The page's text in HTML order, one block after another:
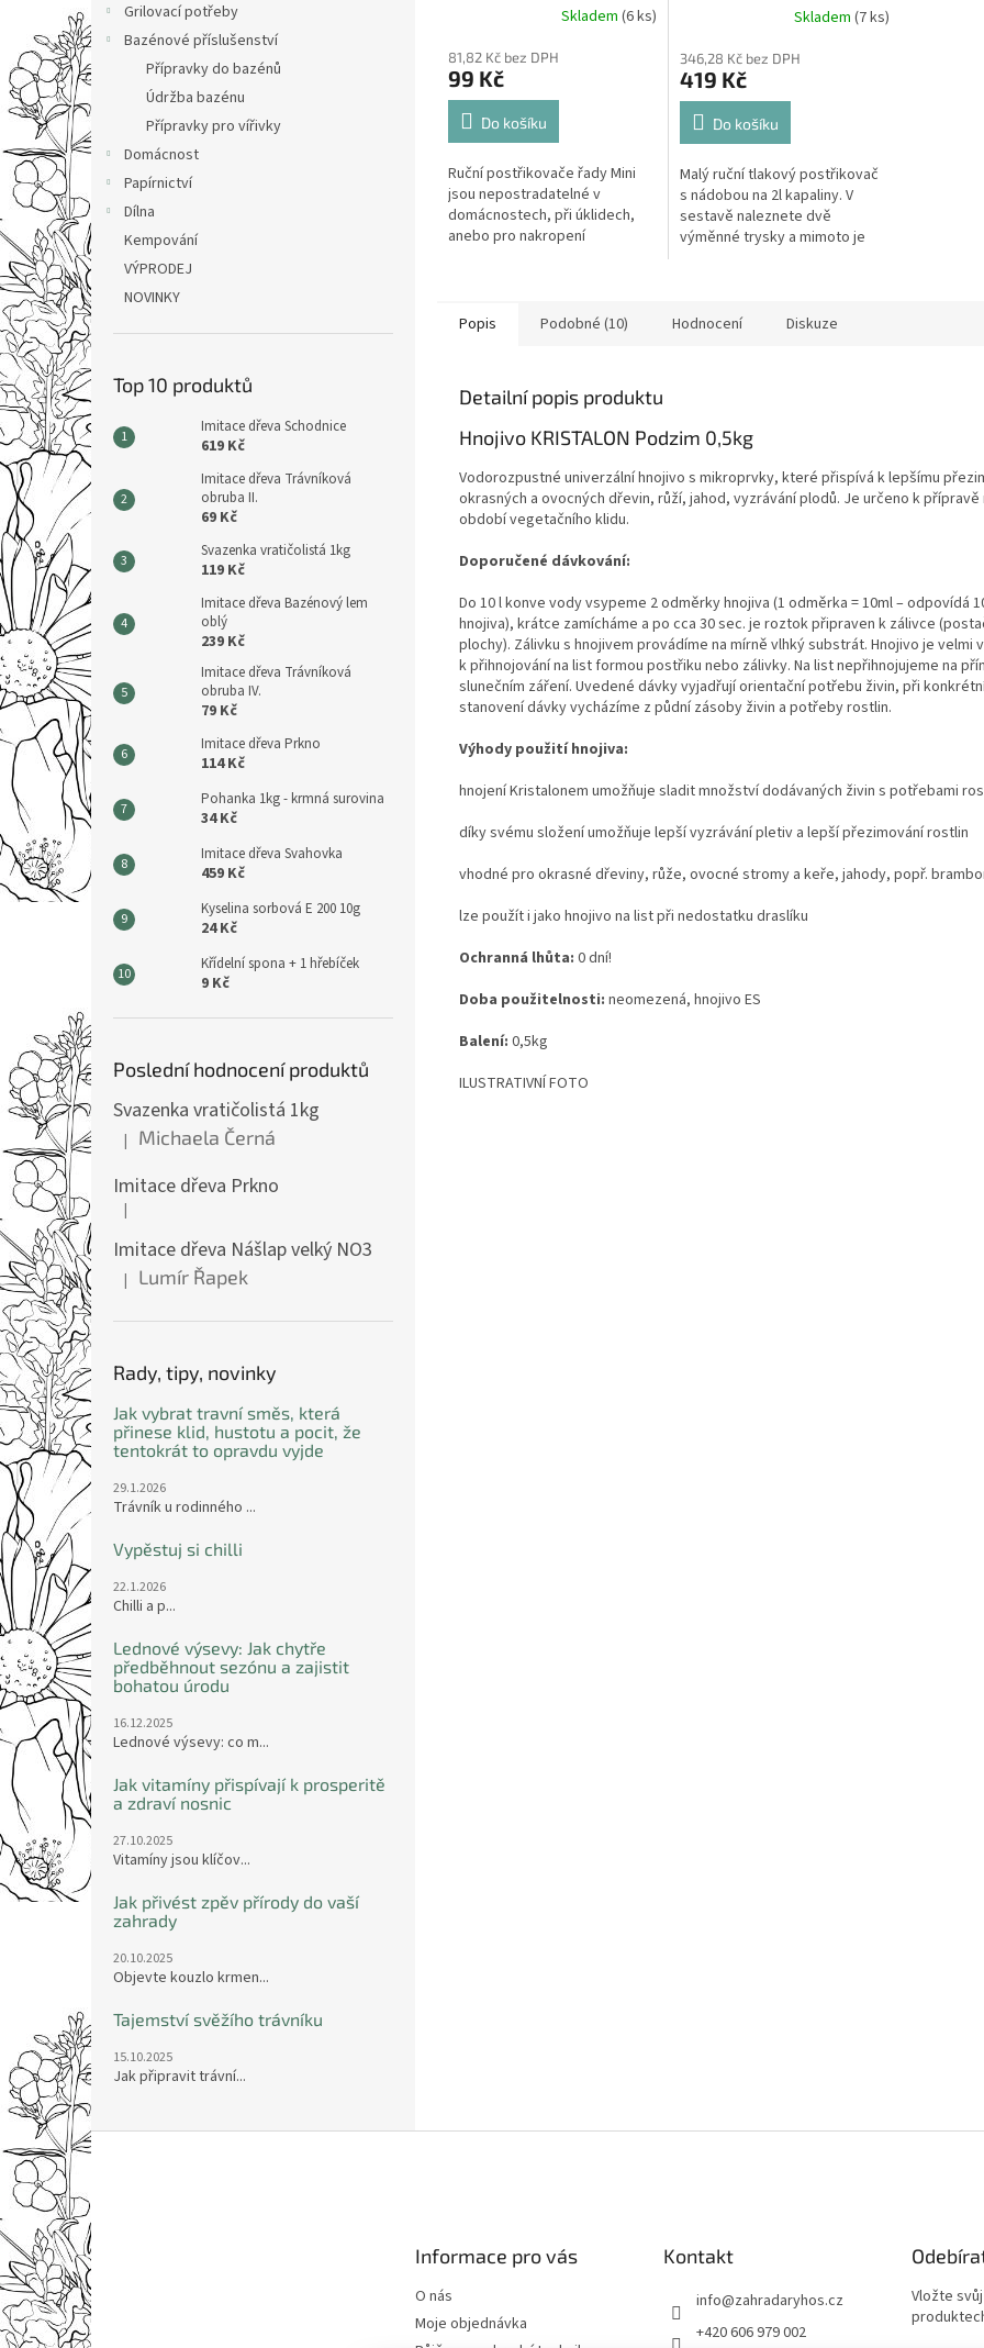
Grilovací potřeby
Bazénové příslušenství
Přípravky do bazénů
Údržba bazénu
Přípravky pro vířivky
Domácnost
Papírnictví
Dílna
Kempování
VÝPRODEJ
NOVINKY
Top 10 produktů
Imitace dřeva Schodnice
619 Kč
Imitace dřeva Trávníková
obruba II.
69 Kč
Svazenka vratičolistá 1kg
119 Kč
Imitace dřeva Bazénový lem
oblý
239 Kč
Imitace dřeva Trávníková
obruba IV.
79 Kč
Imitace dřeva Prkno
114 Kč
Pohanka 1kg - krmná surovina
34 Kč
Imitace dřeva Svahovka
459 Kč
Kyselina sorbová E 200 10g
24 Kč
Křídelní spona + 1 hřebíček
9 Kč
Poslední hodnocení produktů
Svazenka vratičolistá 1kg
Hodnocení produktu je 5 z 5 hvězdiček.
| Michaela Černá
Imitace dřeva Prkno
Hodnocení produktu je 5 z 5 hvězdiček.
|
Imitace dřeva Nášlap velký NO3
Hodnocení produktu je 5 z 5 hvězdiček.
| Lumír Řapek
Rady, tipy, novinky
Jak vybrat travní směs, která
přinese klid, hustotu a pocit, že
tentokrát to opravdu vyjde
29.1.2026
Trávník u rodinného ...
Vypěstuj si chilli
22.1.2026
Chilli a p...
Lednové výsevy: Jak chytře
předběhnout sezónu a zajistit
bohatou úrodu
16.12.2025
Lednové výsevy: co m...
Jak vitamíny přispívají k prosperitě
a zdraví nosnic
27.10.2025
Vitamíny jsou klíčov...
Jak přivést zpěv přírody do vaší
zahrady
20.10.2025
Objevte kouzlo krmen...
Tajemství svěžího trávníku
15.10.2025
Jak připravit trávní...
Skladem (6 ks)
81,82 Kč bez DPH
99 Kč
Do košíku
Ruční postřikovače řady Mini
jsou nepostradatelné v
domácnostech, při úklidech,
anebo pro nakropení
Skladem (7 ks)
346,28 Kč bez DPH
419 Kč
Do košíku
Malý ruční tlakový postřikovač
s nádobou na 2l kapaliny. V
sestavě naleznete dvě
výměnné trysky a mimoto je
Popis Podobné (10) Hodnocení Diskuze
Detailní popis produktu
Hnojivo KRISTALON Podzim 0,5kg
Vodorozpustné univerzální hnojivo s mikroprvky, které přispívá k lepšímu
okrasných a ovocných dřevin, růží, jahod, vyzrávání plodů. Je určeno k
období vegetačního klidu.
Doporučené dávkování:
Do 10 l konve vody vsypeme 2 odměrky hnojiva (1 odměrka = 10ml – odpovídá
hnojiva), krátce zamícháme a po cca 30 sec. je roztok připraven k zálivce
plochy). Zálivku s hnojivem provádíme na mírně vlhký substrát. Hnojivo je velmi
k přihnojování na list formou postřiku nebo zálivky. Na list nepřihnojujeme na
slunečním záření. Uvedené dávky vyjadřují orientační potřebu živin, při
stanovení dávky vycházíme z půdní zásoby živin a potřeby rostlin.
Výhody použití hnojiva:
hnojení Kristalonem umožňuje sladit množství dodávaných živin s potřebami
díky svému složení umožňuje lepší vyzrávání pletiv a lepší přezimování rostlin
vhodné pro okrasné dřeviny, růže, ovocné stromy a keře, jahody, popř.
lze použít i jako hnojivo na list při nedostatku draslíku
Ochranná lhůta: 0 dní!
Doba použitelnosti: neomezená, hnojivo ES
Balení: 0,5kg
ILUSTRATIVNÍ FOTO
a
t
Informace pro vás
O nás
Moje objednávka
Kontakt
info@zahradaryhos.cz
+420 606 979 002
Vložte